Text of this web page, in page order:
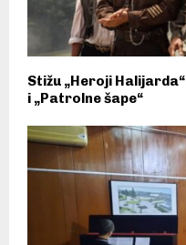
Stižu „Heroji Halijarda“
i „Patrolne šape“